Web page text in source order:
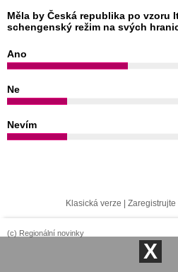
Měla by Česká republika po vzoru
schengenský režim na svých
Ano
Ne
Nevím
Klasická verze Zaregistrujte
(c) Regionální novinky
X